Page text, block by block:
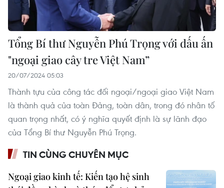
Tổng Bí thư Nguyễn Phú Trọng với dấu ấn
"ngoại giao cây tre Việt Nam”
20/07/2024 05:03
Thành tựu của công tác đối ngoại/ngoại giao Việt Nam
là thành quả của toàn Đảng, toàn dân, trong đó nhân tố
quan trọng nhất, có ý nghĩa quyết định là sự lãnh đạo
của Tổng Bí thư Nguyễn Phú Trọng.
TIN CÙNG CHUYÊN MỤC
Ngoại giao kinh tế: Kiến tạo hệ sinh